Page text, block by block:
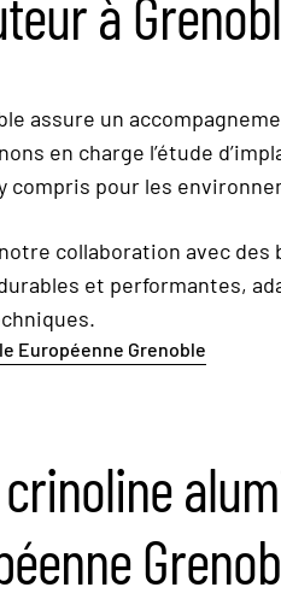
à
assure un
en charge l’étude
compris pour les
collaboration avec des
et performantes,
Européenne Grenoble